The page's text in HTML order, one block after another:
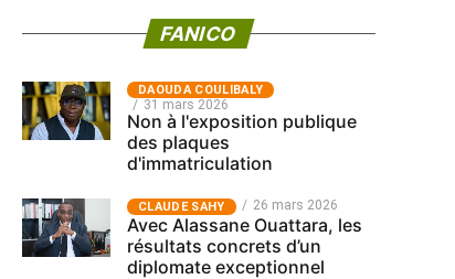
FANICO
‎DAOUDA COULIBALY
31 mars 2026
Non à l'exposition publique
des plaques
d'immatriculation
CLAUDE SAHY 26 mars 2026
Avec Alassane Ouattara, les
résultats concrets d’un
diplomate exceptionnel